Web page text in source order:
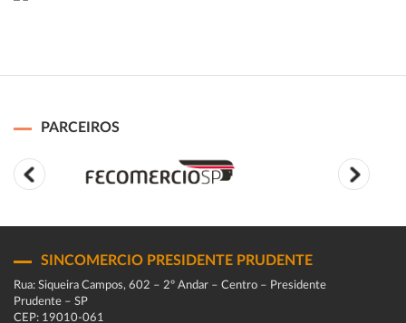
PARCEIROS
SINCOMERCIO PRESIDENTE PRUDENTE
Rua: Siqueira Campos, 602 – 2º Andar – Centro – Presidente
Prudente – SP
CEP: 19010-061